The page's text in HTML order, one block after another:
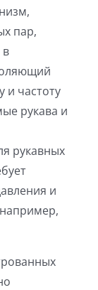
пар,
в
и частоту
рукава и
рукавных
и